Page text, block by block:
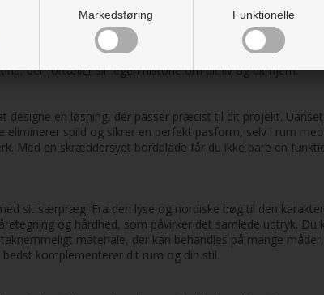
Markedsføring Funktionelle
og autencitet ind i ethvert hjem eller projekt. Hver
er en del af charmen ved træ og vidner om
en stabil og robust overflade. Dette giver dig en
der fortæller sin egen historie om dit liv og dit hjem.
en løsning, der passer præcist til dit projekt.
spild og sikrer en perfekt pasform, selv i rum
Med en skræddersyet bordplade får du ikke bare en
sit særpræg. Fra den lyse og nordiske bøg til den
og hårdhed, som påvirker det samlede udtryk.
materiale, der kan behandles på mange
komplementerer dit rum og din stil.